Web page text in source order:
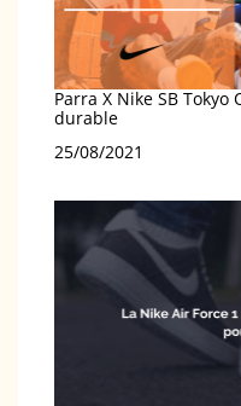
Parra X Nike SB
durable
Date
25/08/2021